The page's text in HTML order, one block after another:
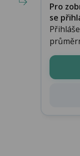
Pro
se